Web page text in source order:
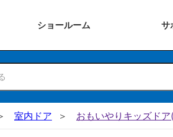
ショールーム サ
室内ドア おもいやりキッズド